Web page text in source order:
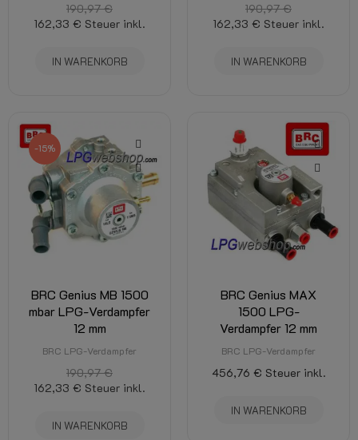
190,97 €
162,33 € Steuer inkl.
IN WARENKORB
190,97 €
162,33 € Steuer inkl.
IN WARENKORB
-15%
BRC Genius MB 1500
mbar LPG-Verdampfer
12 mm
BRC LPG-Verdampfer
190,97 €
162,33 € Steuer inkl.
IN WARENKORB
BRC Genius MAX
1500 LPG-
Verdampfer 12 mm
BRC LPG-Verdampfer
456,76 € Steuer inkl.
IN WARENKORB